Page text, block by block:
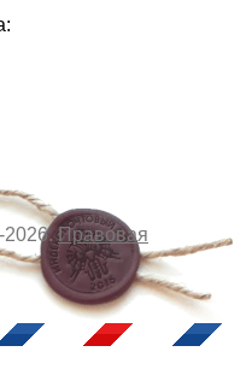
2026.Правовая